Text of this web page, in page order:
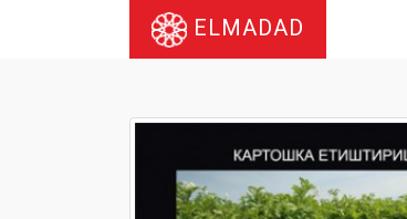
ELMADAD